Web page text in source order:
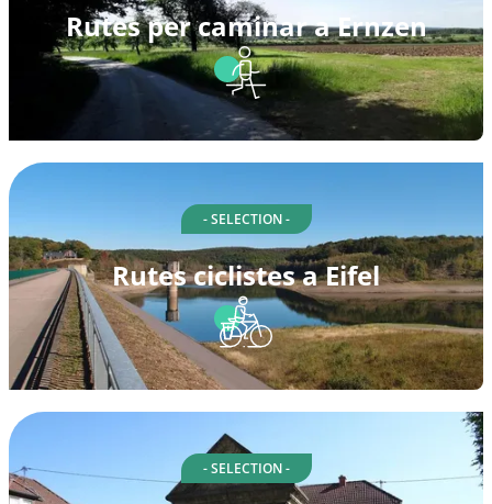
Rutes per caminar a Ernzen
- SELECTION -
Rutes ciclistes a Eifel
- SELECTION -